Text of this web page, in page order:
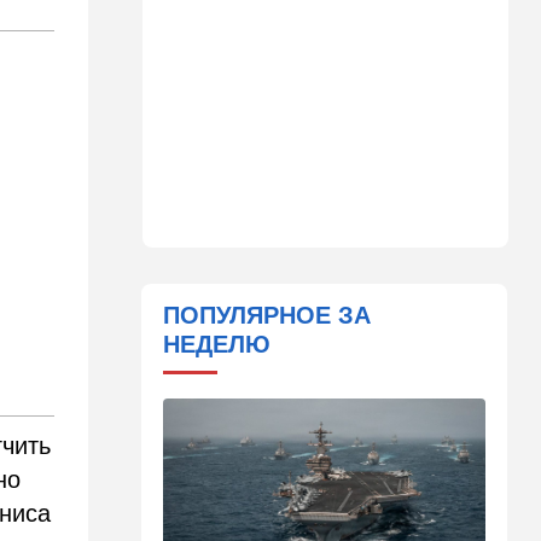
боевой беспилотник нового
поколения
Стоп Израилю, стоп
Америке: в Иране готовят
законопроект по Ормузу
07:20 Технологии
ПОПУЛЯРНОЕ ЗА
НЕДЕЛЮ